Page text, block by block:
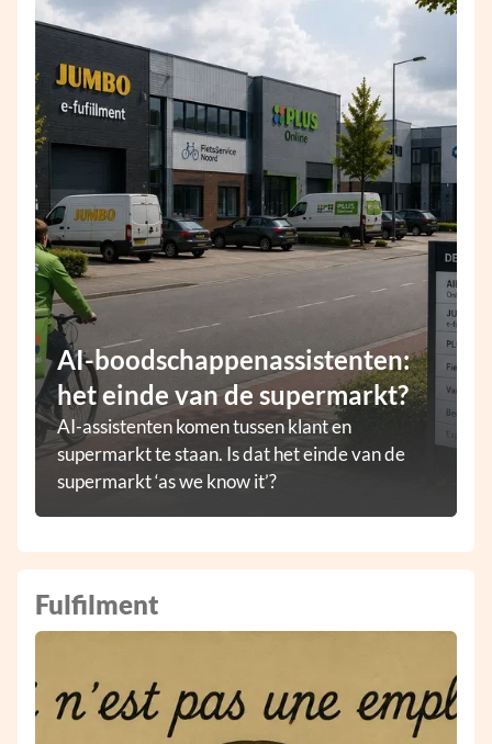
AI-boodschappenassistenten:
het einde van de supermarkt?
AI-assistenten komen tussen klant en
supermarkt te staan. Is dat het einde van de
supermarkt ‘as we know it’?
Fulfilment